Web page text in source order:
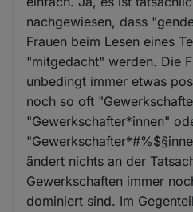
nachgewiesen, dass
Frauen beim Lesen eines
"mitgedacht" werden. Die
unbedingt immer etwas
noch so oft
"Gewerkschafter*innen"
ändert nichts an der
Gewerkschaften immer
dominiert sind. Im